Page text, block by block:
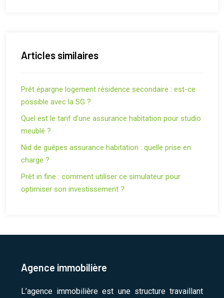
Articles similaires
Prêt épargne logement résidence secondaire : est-ce
possible avec la SG ?
Quel est le tarif d’une assurance habitation pour studio
meublé ?
Nid de guêpes assurance habitation : quelle prise en
charge ?
Prêt in fine : comment utiliser ce simulateur pour
optimiser son investissement ?
Agence immobilière
L’agence immobilière est une structure travaillant